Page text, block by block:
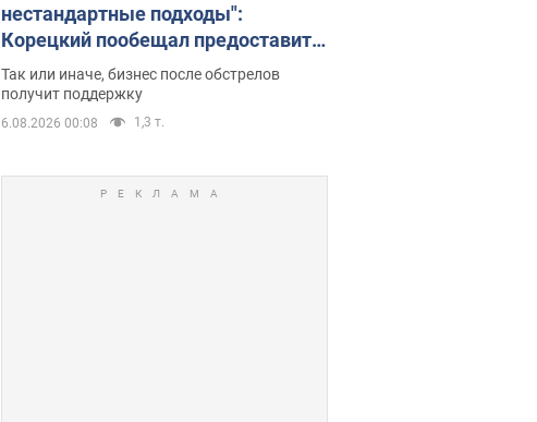
нестандартные подходы":
Корецкий пообещал предоставить
бизнесу приоритетный доступ к
имеющимся складским
помещениям
Так или иначе, бизнес после обстрелов
получит поддержку
6.08.2026 00:08 1,3 т.